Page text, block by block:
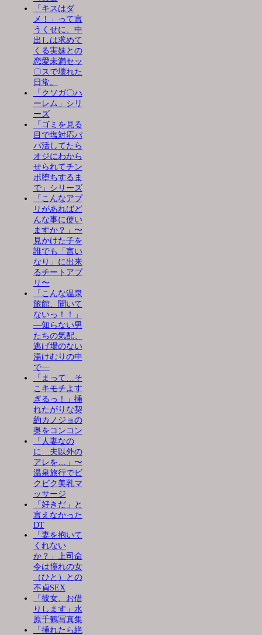
「キスはダ
メ！」って言
うくせに、中
出しは求めて
くる実妹との
恋愛未満セッ
〇スで壊れた
日常。
「クソガ〇ハ
ーレム」シリ
ーズ
「ゴミを見る
目で塩対応パ
パ活してたら
オジにわから
せられてチン
ポ堕ちするま
で」シリーズ
「こんなアプ
リがあればど
んな事に使い
ますか？」〜
見かけた子を
誰でも「言い
なり」に出来
るチートアプ
リ〜
「こんな温泉
旅館、聞いて
ないっ！！」
―知らない男
たちの気配、
逃げ場のない
湯けむりの中
で―
「まって…そ
こキモチよす
ぎるっ！」挿
れたがりな契
約カノジョの
奥をコンコン
「人妻なの
に…夫以外の
アレを…」〜
温泉旅行でビ
クビク美乳マ
ッサージ
「好きだ」と
言えなかった
DT
「妻を抱いて
くれない
か？」上司命
令は憧れの女
（ひと）との
不貞SEX
「彼女、お借
りします」水
原千鶴写真集
「挿れたら絶